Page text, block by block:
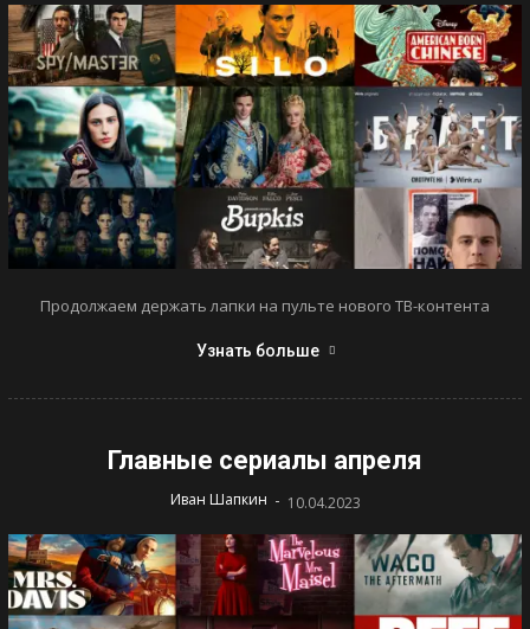
Продолжаем держать лапки на пульте нового ТВ-контента
Узнать больше
Главные сериалы апреля
Иван Шапкин - 10.04.2023